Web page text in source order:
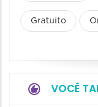
Gratuito
VOCÊ